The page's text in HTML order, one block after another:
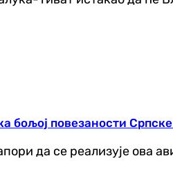
бољој повезаности
да се реализује ова